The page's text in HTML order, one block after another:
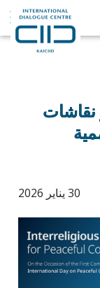
نقاشات
30 يناير 2026